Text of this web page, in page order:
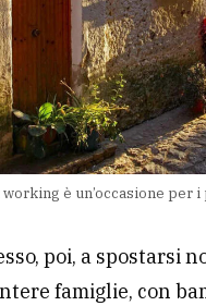
è un’occasione per
poi, a spostarsi
famiglie, con